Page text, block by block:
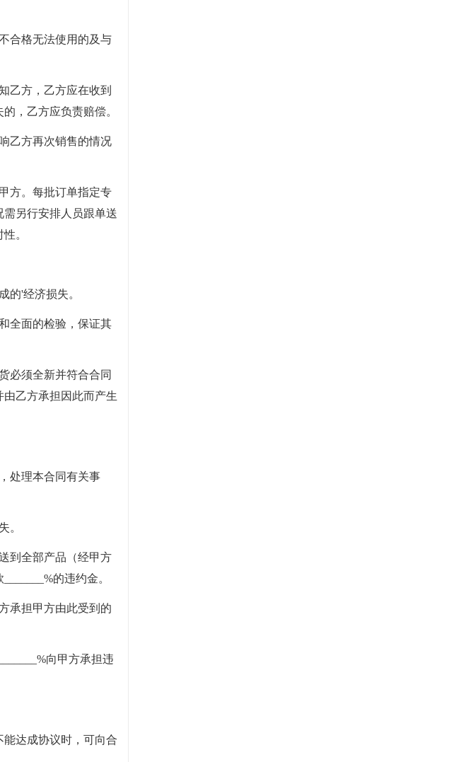
合格无法使用的及与
乙方，乙方应在收到
，乙方应负责赔偿。
乙方再次销售的情况
方。每批订单指定专
另行安排人员跟单送
。
的'经济损失。
全面的检验，保证其
必须全新并符合合同
乙方承担因此而产生
处理本合同有关事
。
到全部产品（经甲方
的违约金。
承担甲方由此受到的
向甲方承担违
达成协议时，可向合